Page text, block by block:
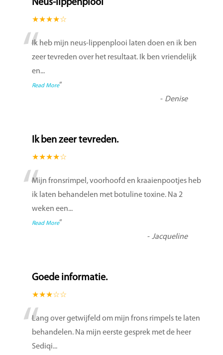
Neus-lippenplooi
★★★★☆
“Ik heb mijn neus-lippenplooi laten doen en ik ben
zeer tevreden over het resultaat. Ik ben vriendelijk
en...
Read More”
- Denise
Ik ben zeer tevreden.
★★★★☆
“Mijn fronsrimpel, voorhoofd en kraaienpootjes heb
ik laten behandelen met botuline toxine. Na 2
weken een...
Read More”
-Jacqueline
Goede informatie.
★★★☆☆
“Lang over getwijfeld om mijn frons rimpels te laten
behandelen. Na mijn eerste gesprek met de heer
Sediqi...